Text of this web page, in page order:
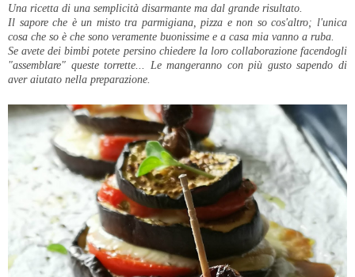
Una ricetta di una semplicità disarmante ma dal grande risultato.
Il sapore che è un misto tra parmigiana, pizza e non so cos'altro; l'unica
cosa che so è che sono veramente buonissime e a casa mia vanno a ruba.
Se avete dei bimbi potete persino chiedere la loro collaborazione facendogli
"assemblare" queste torrette... Le mangeranno con più gusto sapendo di
aver aiutato nella preparazione.